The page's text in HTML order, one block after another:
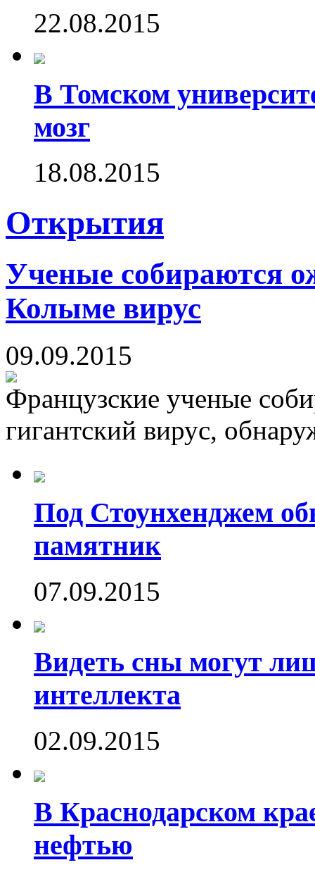
22.08.2015
В Томском
мозг
18.08.2015
Открытия
Ученые собираются
Колыме вирус
09.09.2015
Французские ученые
гигантский вирус,
Под Стоунхенджем
памятник
07.09.2015
Видеть сны могут
интеллекта
02.09.2015
В Краснодарском
нефтью